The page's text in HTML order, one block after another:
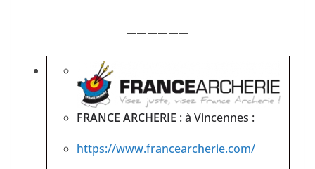
——————
FRANCE ARCHERIE : à Vincennes :
https://www.francearcherie.com/